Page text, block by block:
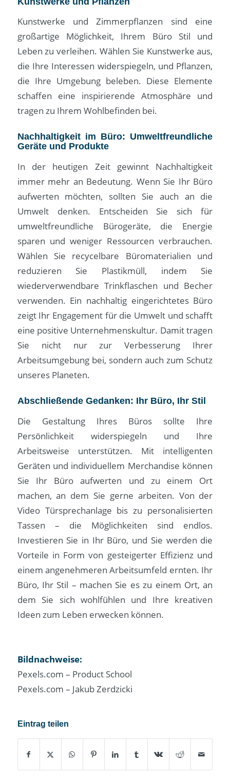
Kunstwerke und Zimmerpflanzen sind eine
großartige Möglichkeit, Ihrem Büro Stil und
Leben zu verleihen. Wählen Sie Kunstwerke aus,
die Ihre Interessen widerspiegeln, und Pflanzen,
die Ihre Umgebung beleben. Diese Elemente
schaffen eine inspirierende Atmosphäre und
tragen zu Ihrem Wohlbefinden bei.
Nachhaltigkeit im Büro: Umweltfreundliche
Geräte und Produkte
In der heutigen Zeit gewinnt Nachhaltigkeit
immer mehr an Bedeutung. Wenn Sie Ihr Büro
aufwerten möchten, sollten Sie auch an die
Umwelt denken. Entscheiden Sie sich für
umweltfreundliche Bürogeräte, die Energie
sparen und weniger Ressourcen verbrauchen.
Wählen Sie recycelbare Büromaterialien und
reduzieren Sie Plastikmüll, indem Sie
wiederverwendbare Trinkflaschen und Becher
verwenden. Ein nachhaltig eingerichtetes Büro
zeigt Ihr Engagement für die Umwelt und schafft
eine positive Unternehmenskultur. Damit tragen
Sie nicht nur zur Verbesserung Ihrer
Arbeitsumgebung bei, sondern auch zum Schutz
unseres Planeten.
Abschließende Gedanken: Ihr Büro, Ihr Stil
Die Gestaltung Ihres Büros sollte Ihre
Persönlichkeit widerspiegeln und Ihre
Arbeitsweise unterstützen. Mit intelligenten
Geräten und individuellem Merchandise können
Sie Ihr Büro aufwerten und zu einem Ort
machen, an dem Sie gerne arbeiten. Von der
Video Türsprechanlage bis zu personalisierten
Tassen – die Möglichkeiten sind endlos.
Investieren Sie in Ihr Büro, und Sie werden die
Vorteile in Form von gesteigerter Effizienz und
einem angenehmeren Arbeitsumfeld ernten. Ihr
Büro, Ihr Stil – machen Sie es zu einem Ort, an
dem Sie sich wohlfühlen und Ihre kreativen
Ideen zum Leben erwecken können.
Bildnachweise:
Pexels.com – Product School
Pexels.com – Jakub Zerdzicki
Eintrag teilen